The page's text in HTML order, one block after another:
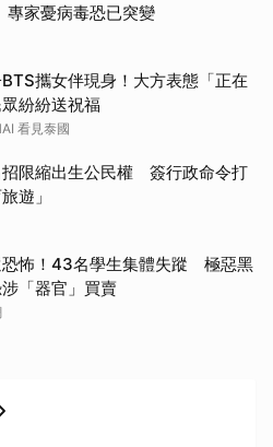
家憂病毒恐已突變
攜女伴現身！大方表態「正在
紛紛送祝福
看見泰國
招限縮出生公民權 簽行政命令打
遊」
恐怖！43名學生集體失蹤 極惡黑
「器官」買賣